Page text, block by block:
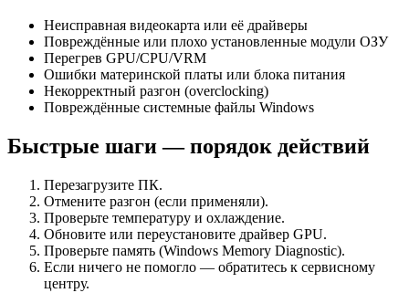
Неисправная видеокарта или её драйверы
Повреждённые или плохо установленные модули ОЗУ
Перегрев GPU/CPU/VRM
Ошибки материнской платы или блока питания
Некорректный разгон (overclocking)
Повреждённые системные файлы Windows
Быстрые шаги — порядок действий
Перезагрузите ПК.
Отмените разгон (если применяли).
Проверьте температуру и охлаждение.
Обновите или переустановите драйвер GPU.
Проверьте память (Windows Memory Diagnostic).
Если ничего не помогло — обратитесь к сервисному
центру.